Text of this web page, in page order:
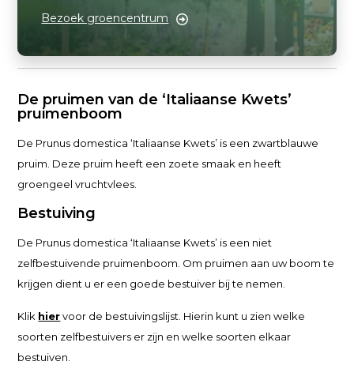
Bezoek groencentrum
De pruimen van de ‘Italiaanse Kwets’
pruimenboom
De Prunus domestica ‘Italiaanse Kwets’ is een zwartblauwe
pruim. Deze pruim heeft een zoete smaak en heeft
groengeel vruchtvlees.
Bestuiving
De Prunus domestica ‘Italiaanse Kwets’ is een niet
zelfbestuivende pruimenboom. Om pruimen aan uw boom te
krijgen dient u er een goede bestuiver bij te nemen.
Klik hiervoor de bestuivingslijst. Hierin kunt u zien welke
soorten zelfbestuivers er zijn en welke soorten elkaar
bestuiven.